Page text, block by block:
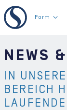
Zum Inhalt der Seite
Form
NEWS
IN
BEREICH